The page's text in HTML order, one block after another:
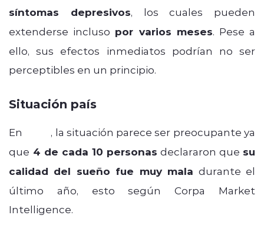
síntomas depresivos, los cuales pueden
extenderse incluso por varios meses. Pese a
ello, sus efectos inmediatos podrían no ser
perceptibles en un principio.
Situación país
En
, la situación parece ser preocupante ya
que 4 de cada 10 personas declararon que su
calidad del sueño fue muy mala durante el
último año, esto según Corpa Market
Intelligence.